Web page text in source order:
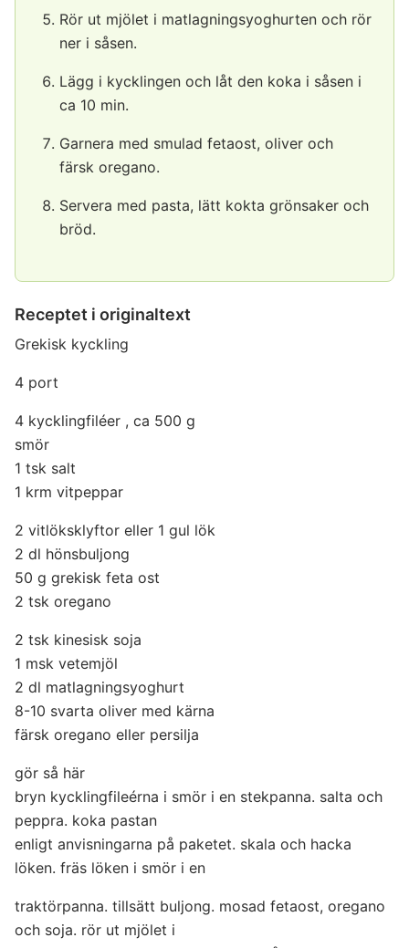
Rör ut mjölet i matlagningsyoghurten och rör
ner i såsen.
Lägg i kycklingen och låt den koka i såsen i
ca 10 min.
Garnera med smulad fetaost, oliver och
färsk oregano.
Servera med pasta, lätt kokta grönsaker och
bröd.
Receptet i originaltext
Grekisk kyckling
4 port
4 kycklingfiléer , ca 500 g
smör
1 tsk salt
1 krm vitpeppar
2 vitlöksklyftor eller 1 gul lök
2 dl hönsbuljong
50 g grekisk feta ost
2 tsk oregano
2 tsk kinesisk soja
1 msk vetemjöl
2 dl matlagningsyoghurt
8-10 svarta oliver med kärna
färsk oregano eller persilja
gör så här
bryn kycklingfileérna i smör i en stekpanna. salta och
peppra. koka pastan
enligt anvisningarna på paketet. skala och hacka
löken. fräs löken i smör i en
traktörpanna. tillsätt buljong. mosad fetaost, oregano
och soja. rör ut mjölet i